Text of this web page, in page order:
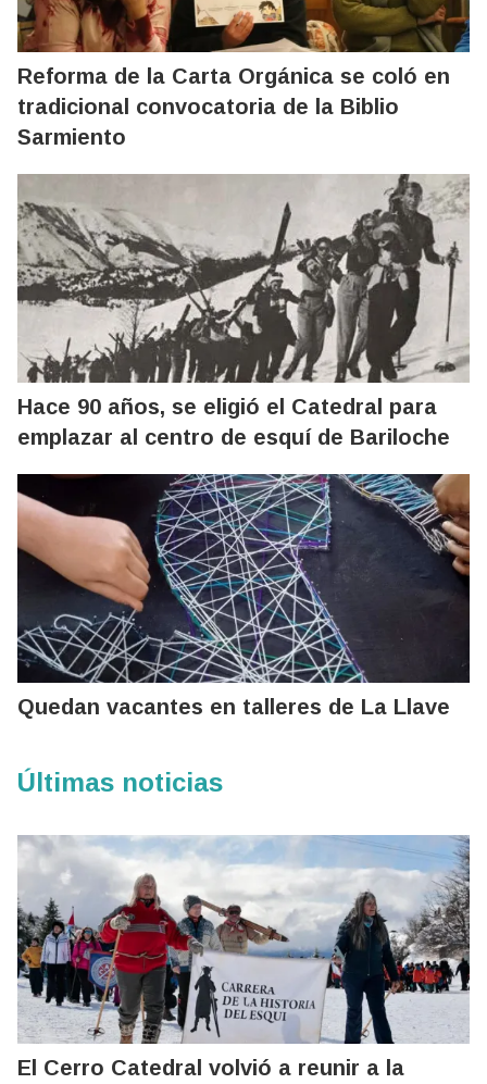
Reforma de la Carta Orgánica se coló en
tradicional convocatoria de la Biblio
Sarmiento
Hace 90 años, se eligió el Catedral para
emplazar al centro de esquí de Bariloche
Quedan vacantes en talleres de La Llave
Últimas noticias
El Cerro Catedral volvió a reunir a la